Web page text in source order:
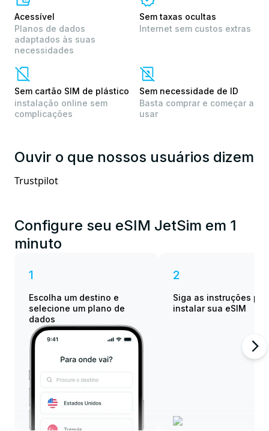
Acessível
Planos de dados
adaptados às suas
necessidades
Sem taxas ocultas
Internet sem custos extras
Sem cartão SIM de plástico
instalação online sem
complicações
Sem necessidade de ID
Basta comprar e começar a
usar
Ouvir o que nossos usuários dizem
Trustpilot
Configure seu eSIM JetSim em 1
minuto
1
Escolha um destino e
selecione um plano de
dados
2
Siga as instruções
instalar sua eSIM